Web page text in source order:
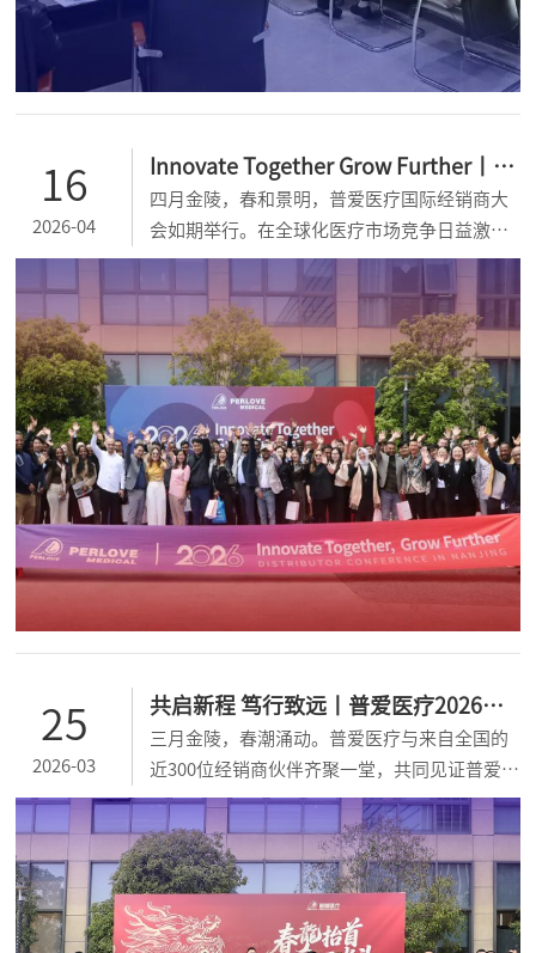
16
2026-04
Innovate Together Grow Further丨普
爱医疗国际经销商大会圆满
四月金陵，春和景明，普爱医疗国际经销商大
会如期举行。在全球化医疗市场竞争日益激烈
的当下，国际经销商伙伴是品牌走向世界的桥
梁，是普爱医疗深耕全球市场的核心。此次大
会，既是对全球伙伴长久信任与支持的诚挚答
谢，更是为了搭建深度交流、共谋发展的平台
—— 分享普爱医疗的创新成果，共探全球医疗
市场的新机遇!...
25
2026-03
共启新程 笃行致远丨普爱医疗2026全
国经销商大会暨新品发布会
三月金陵，春潮涌动。普爱医疗与来自全国的
近300位经销商伙伴齐聚一堂，共同见证普爱医
疗“从产品供应商到价值共创者”的转变，共
同探寻“从全系新品布局到临床洞察、市场共
赢”的发展之路。...